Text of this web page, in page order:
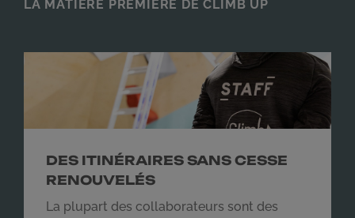
LA MATIÈRE PREMIÈRE DE CLIMB UP
DES ITINÉRAIRES SANS CESSE
RENOUVELÉS
La plupart des collaborateurs sont des